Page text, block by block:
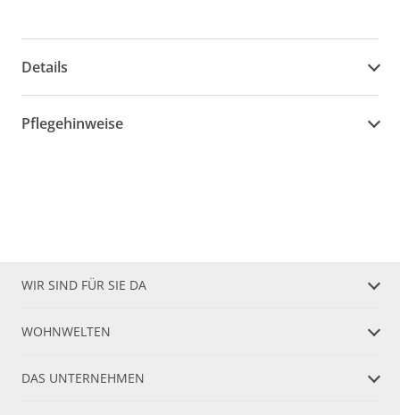
Details
Pflegehinweise
WIR SIND FÜR SIE DA
WOHNWELTEN
DAS UNTERNEHMEN